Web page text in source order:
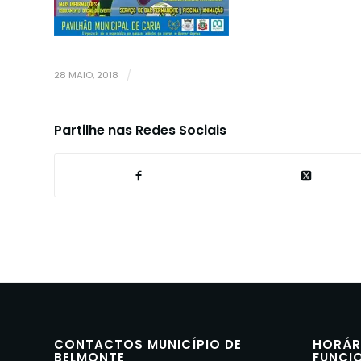
28 MAIO, 2018 /
Partilhe nas Redes Sociais
CONTACTOS MUNICÍPIO DE
BELMONTE